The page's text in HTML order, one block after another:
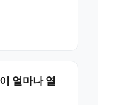
얼마나 열